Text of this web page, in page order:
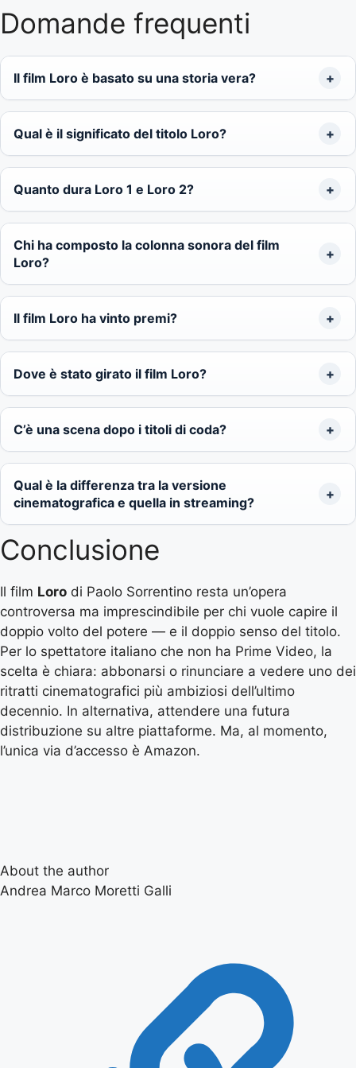
Domande frequenti
Il film Loro è basato su una storia vera?
Qual è il significato del titolo Loro?
Quanto dura Loro 1 e Loro 2?
Chi ha composto la colonna sonora del film
Loro?
Il film Loro ha vinto premi?
Dove è stato girato il film Loro?
C’è una scena dopo i titoli di coda?
Qual è la differenza tra la versione
cinematografica e quella in streaming?
Conclusione
Il film Loro di Paolo Sorrentino resta un’opera
controversa ma imprescindibile per chi vuole capire il
doppio volto del potere — e il doppio senso del titolo.
Per lo spettatore italiano che non ha Prime Video, la
scelta è chiara: abbonarsi o rinunciare a vedere uno dei
ritratti cinematografici più ambiziosi dell’ultimo
decennio. In alternativa, attendere una futura
distribuzione su altre piattaforme. Ma, al momento,
l’unica via d’accesso è Amazon.
About the author
Andrea Marco Moretti Galli